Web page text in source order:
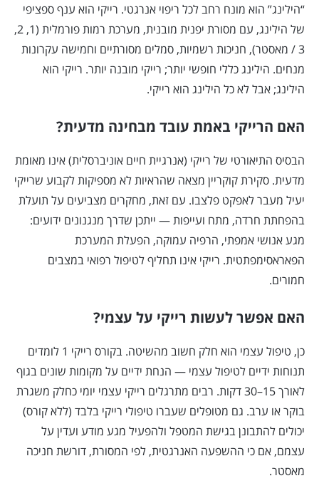
“הילינג” הוא מונח רחב לכל ריפוי אנרגטי. רייקי הוא ענף ספציפי
של הילינג, עם מסורת יפנית מובנית, מערכת רמות פורמלית (1, 2,
3 / מאסטר), חניכות רשמיות, סמלים מסורתיים וחמישה עקרונות
מנחים. הילינג כללי חופשי יותר; רייקי מובנה יותר. רייקי הוא
הילינג; אבל לא כל הילינג הוא רייקי.
האם הרייקי באמת עובד מבחינה מדעית?
הבסיס התיאורטי של רייקי (אנרגיית חיים אוניברסלית) אינו מאומת
מדעית. סקירת קוקריין מצאה שהראיות לא מספיקות לקבוע שרייקי
יעיל מעבר לאפקט פלצבו. עם זאת, מחקרים מצביעים על תועלת
בהפחתת חרדה, מתח ועייפות — ייתכן שדרך מנגנונים ידועים:
מגע אנושי אמפתי, הרפיה עמוקה, הפעלת המערכת
הפאראסימפתטית. רייקי אינו תחליף לטיפול רפואי במצבים
חמורים.
האם אפשר לעשות רייקי על עצמי?
כן, טיפול עצמי הוא חלק חשוב מהשיטה. בקורס רייקי 1 לומדים
תנוחות ידיים לטיפול עצמי — הנחת ידיים על מקומות שונים בגוף
לאורך 15–30 דקות. רבים מתרגלים רייקי עצמי יומי כחלק משגרת
בוקר או ערב. גם מטופלים שעברו טיפולי רייקי בלבד (ללא קורס)
יכולים להתבונן בגישת המטפל ולהפעיל מגע מודע ועדין על
עצמם, אם כי ההשפעה האנרגטית, לפי המסורת, דורשת חניכה
מאסטר.